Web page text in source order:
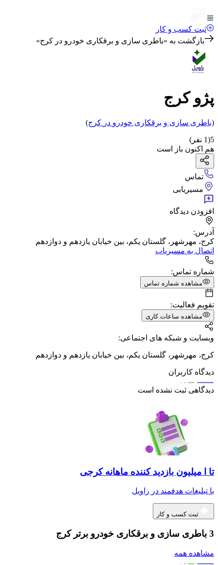
ثبت کسب و کار
بازگشت به «باطری سازی و برقکاری خودرو در کرج»
پژو کرج
(باطری سازی و برقکاری خودرو در کرج)
5
(
1 نفر)
هم اکنون باز است
تماس
مسیریابی
افزودن دیدگاه
آدرس:
کرج، مهرشهر، گلستان یکم، بین خیابان یازدهم و دوازدهم
اتصال به مسیریاب
شماره تماس:
مشاهده شماره تماس
تقویم فعالیت:
مشاهده ساعات کاری
وبسایت و شبکه های اجتماعی:
کرج، مهرشهر ، گلستان یکم، بین خیابان یازدهم و دوازدهم
دیدگاه کاربران
دیدگاهی ثبت نشده است
تا ا میلیون بازدید کننده ماهانه کرجی
با تبلیغات هدفمند در راویل
ثبت کسب و کار
3 باطری سازی و برقکاری خودرو برتر کرج
مشاهده همه